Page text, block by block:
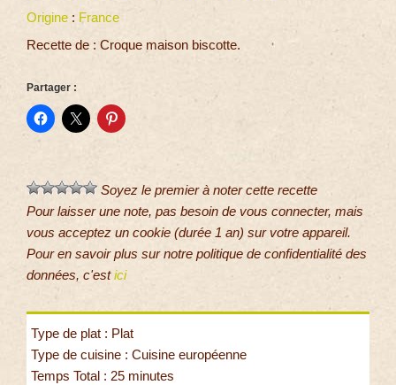
Origine : France
Recette de : Croque maison biscotte.
Partager :
Soyez le premier à noter cette recette
Pour laisser une note, pas besoin de vous connecter, mais
vous acceptez un cookie (durée 1 an) sur votre appareil.
Pour en savoir plus sur notre politique de confidentialité des
données, c'estici
Type de plat : Plat
Type de cuisine : Cuisine européenne
Temps Total : 25 minutes